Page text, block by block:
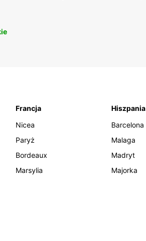
Francja
Nicea
Paryż
Bordeaux
Marsylia
Hiszpania
Barcelona
Malaga
Madryt
Majorka